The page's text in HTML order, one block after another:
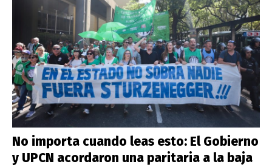
No importa cuando leas esto: El Gobierno
y UPCN acordaron una paritaria a la baja